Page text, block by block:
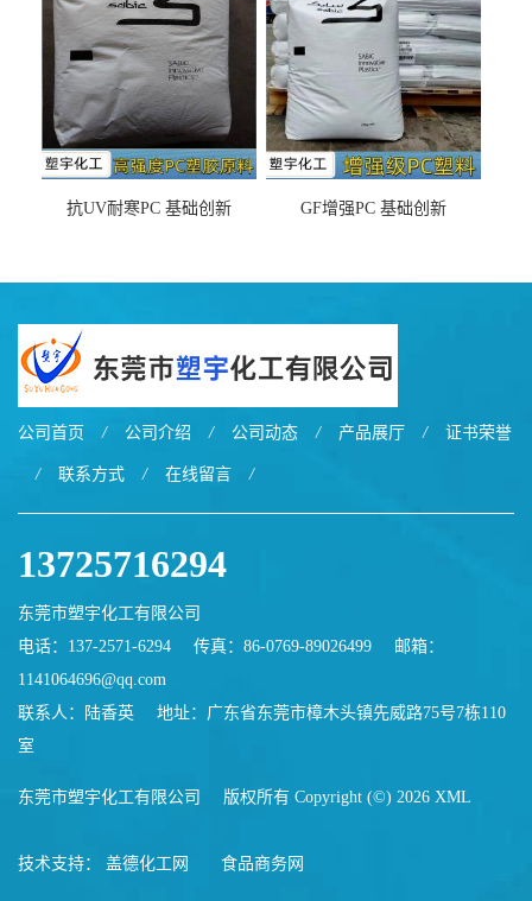
抗UV耐寒PC 基础创新
GF增强PC 基础创新
公司首页 / 公司介绍 / 公司动态 / 产品展厅 / 证书荣誉
/ 联系方式 / 在线留言 /
13725716294
东莞市塑宇化工有限公司
电话：137-2571-6294
传真：86-0769-89026499
邮箱：
1141064696@qq.com
联系人：陆香英
地址：广东省东莞市樟木头镇先威路75号7栋110
室
东莞市塑宇化工有限公司 版权所有 Copyright (©) 2026 XML
技术支持： 盖德化工网 食品商务网